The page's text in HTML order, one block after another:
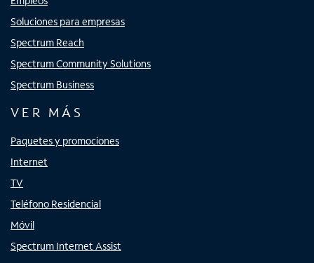
Soluciones para empresas
Spectrum Reach
Spectrum Community Solutions
Spectrum Business
VER MÁS
Paquetes y promociones
Internet
TV
Teléfono Residencial
Móvil
Spectrum Internet Assist